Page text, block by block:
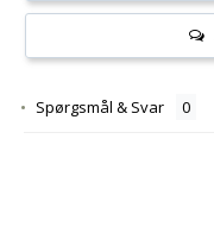
Spørgsmål & Svar